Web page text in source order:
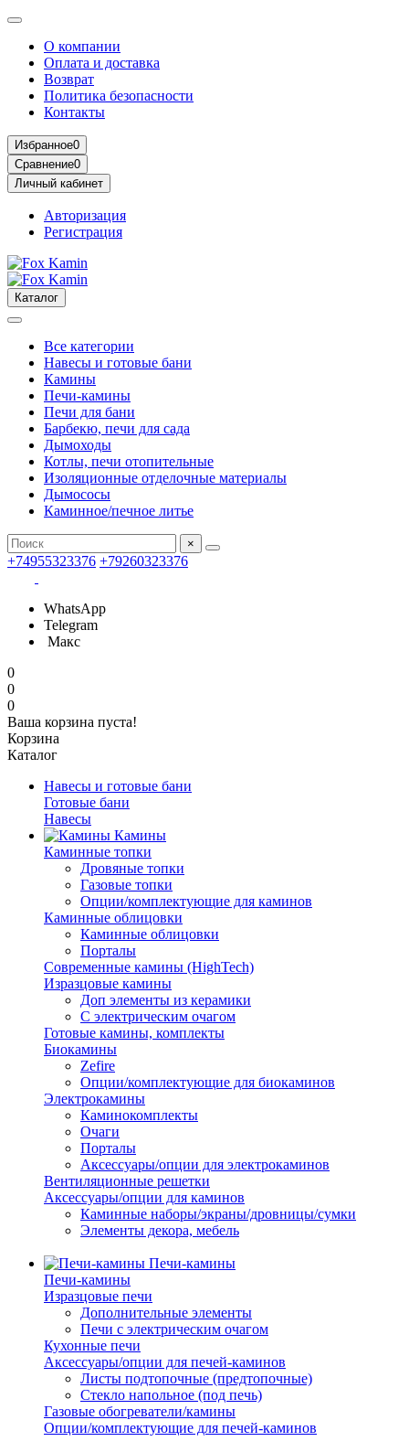
О компании
Оплата и доставка
Возврат
Политика безопасности
Контакты
Избранное0
Сравнение0
Личный кабинет
Авторизация
Регистрация
Каталог
Все категории
Навесы и готовые бани
Камины
Печи-камины
Печи для бани
Барбекю, печи для сада
Дымоходы
Котлы, печи отопительные
Изоляционные отделочные материалы
Дымососы
Каминное/печное литье
×
+74955323376 +79260323376
WhatsApp
Telegram
Макс
0
0
0
Ваша корзина пуста!
Корзина
Каталог
Навесы и готовые бани
Готовые бани
Навесы
Камины
Каминные топки
Дровяные топки
Газовые топки
Опции/комплектующие для каминов
Каминные облицовки
Каминные облицовки
Порталы
Современные камины (HighTech)
Изразцовые камины
Доп элементы из керамики
С электрическим очагом
Готовые камины, комплекты
Биокамины
Zefire
Опции/комплектующие для биокаминов
Электрокамины
Каминокомплекты
Очаги
Порталы
Аксессуары/опции для электрокаминов
Вентиляционные решетки
Аксессуары/опции для каминов
Каминные наборы/экраны/дровницы/сумки
Элементы декора, мебель
Печи-камины
Печи-камины
Изразцовые печи
Дополнительные элементы
Печи с электрическим очагом
Кухонные печи
Аксессуары/опции для печей-каминов
Листы подтопочные (предтопочные)
Стекло напольное (под печь)
Газовые обогреватели/камины
Опции/комплектующие для печей-каминов